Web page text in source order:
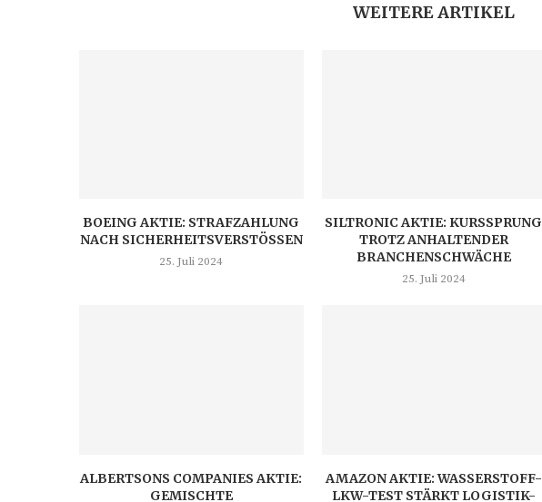
WEITERE ARTIKEL
BOEING AKTIE: STRAFZAHLUNG
NACH SICHERHEITSVERSTÖSSEN
25. Juli 2024
SILTRONIC AKTIE: KURSSPRUNG
TROTZ ANHALTENDER
BRANCHENSCHWÄCHE
25. Juli 2024
ALBERTSONS COMPANIES AKTIE:
GEMISCHTE
AMAZON AKTIE: WASSERSTOFF-
LKW-TEST STÄRKT LOGISTIK-